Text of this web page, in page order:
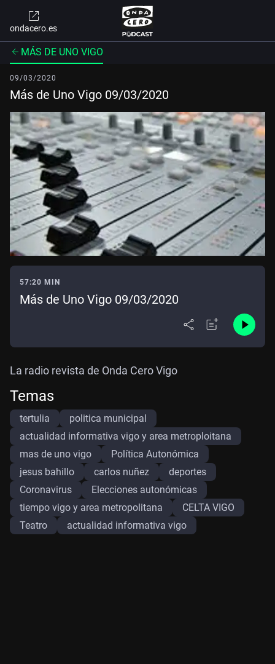
ondacero.es
MÁS DE UNO VIGO
09/03/2020
Más de Uno Vigo 09/03/2020
57:20 MIN
Más de Uno Vigo 09/03/2020
La radio revista de Onda Cero Vigo
Temas
tertulia
politica municipal
actualidad informativa vigo y area metroploitana
mas de uno vigo
Política Autonómica
jesus bahillo
carlos nuñez
deportes
Coronavirus
Elecciones autonómicas
tiempo vigo y area metropolitana
CELTA VIGO
Teatro
actualidad informativa vigo